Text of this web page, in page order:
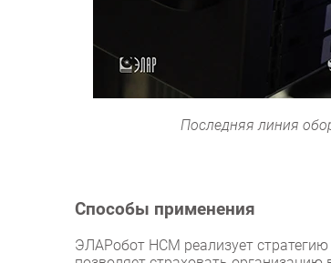
Последняя линия
Способы применения
ЭЛАРобот НСМ реализует